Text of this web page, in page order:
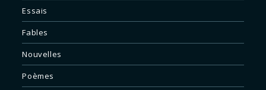
Essais
Fables
Nouvelles
Poèmes